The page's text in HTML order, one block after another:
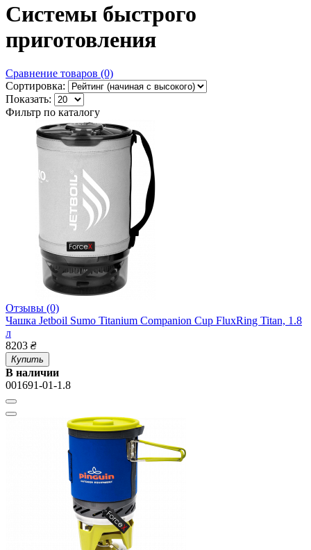
Системы быстрого
приготовления
Сравнение товаров (0)
Сортировка:
Показать:
Фильтр по каталогу
Отзывы (0)
Чашка Jetboil Sumo Titanium Companion Cup FluxRing Titan, 1.8
л
8203 ₴
Купить
В наличии
001691-01-1.8